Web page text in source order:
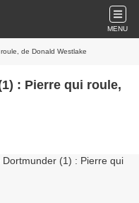
MENU
de Donald Westlake
: Pierre qui roule,